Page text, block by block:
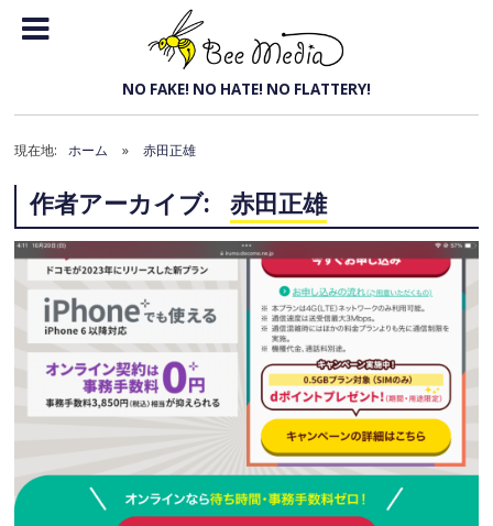
ー
Bee Media
NO FAKE! NO HATE! NO FLATTERY!
現在地: ホーム » 赤田正雄
作者アーカイブ: 赤田正雄